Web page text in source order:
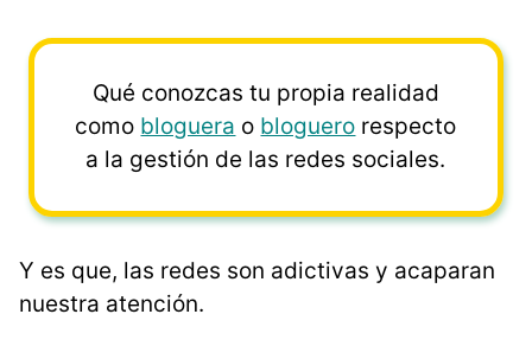
Qué conozcas tu propia realidad
como bloguera o bloguero respecto
a la gestión de las redes sociales.
Y es que, las redes son adictivas y acaparan
nuestra atención.